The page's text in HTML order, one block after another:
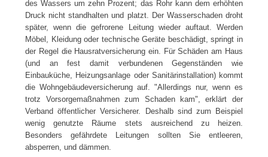
des Wassers um zehn Prozent; das Rohr kann dem erhöhten
Druck nicht standhalten und platzt. Der Wasserschaden droht
später, wenn die gefrorene Leitung wieder auftaut. Werden
Möbel, Kleidung oder technische Geräte beschädigt, springt in
der Regel die Hausratversicherung ein. Für Schäden am Haus
(und an fest damit verbundenen Gegenständen wie
Einbauküche, Heizungsanlage oder Sanitärinstallation) kommt
die Wohngebäudeversicherung auf. "Allerdings nur, wenn es
trotz Vorsorgemaßnahmen zum Schaden kam", erklärt der
Verband öffentlicher Versicherer. Deshalb sind zum Beispiel
wenig genutzte Räume stets ausreichend zu heizen.
Besonders gefährdete Leitungen sollten Sie entleeren,
absperren, und dämmen.